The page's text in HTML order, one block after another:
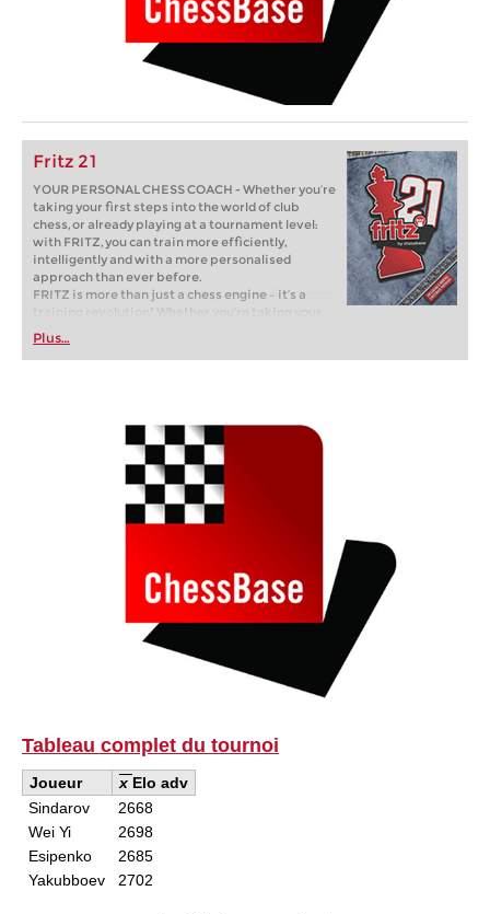
Fritz 21
YOUR PERSONAL CHESS COACH - Whether you’re
taking your first steps into the world of club
chess, or already playing at a tournament level:
with FRITZ, you can train more efficiently,
intelligently and with a more personalised
approach than ever before.
FRITZ is more than just a chess engine – it’s a
training revolution! Whether you’re taking your
first steps into the world of club chess, or already
playing at a tournament level: with FRITZ, you can
train more efficiently, intelligently and with a
UNDER TIME PRESSURE!
* STYLE SIMULATION AT THE HIGHEST LEVEL
* EVEN STRONGER. EVEN MORE BEAUTIFUL.
EVEN MORE DIRECT.
Plus…
Tableau complet du tournoi
Joueur x Elo adv
Sindarov
2668
Wei Yi
2698
Esipenko
2685
Yakubboev
2702